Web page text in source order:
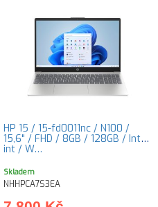
HP 15 / 15-fd0011nc / N100 /
15,6" / FHD / 8GB / 128GB / Intel
int / W…
Skladem
NHHPCA7S3EA